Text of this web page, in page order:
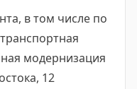
в том числе по
модернизация
12